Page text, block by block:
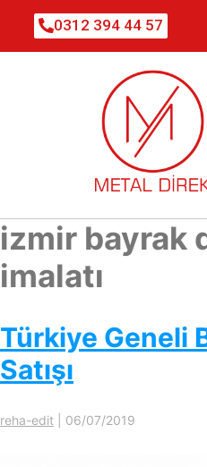
0312 394 44 57
izmir bayrak
imalatı
Türkiye Geneli
Satışı
reha-edit 06/07/2019